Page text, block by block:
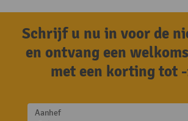
Schrijf u nu in voor de
en ontvang een
met een korting tot
Aanhef